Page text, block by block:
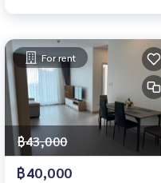
For rent
฿43,000
฿40,000